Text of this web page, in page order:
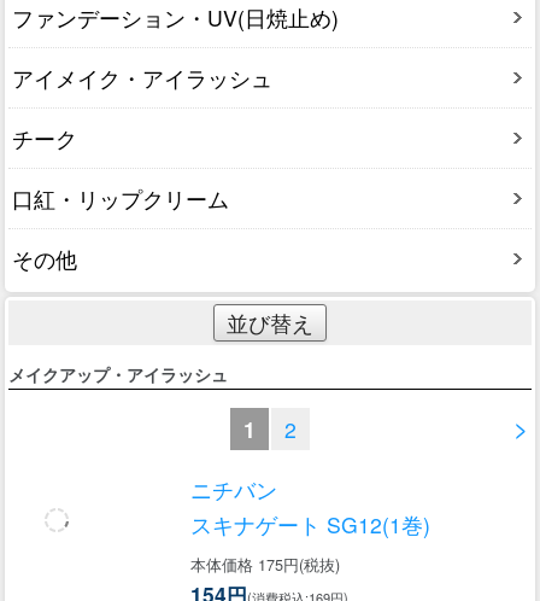
ファンデーション・UV(日焼止め)
アイメイク・アイラッシュ
チーク
口紅・リップクリーム
その他
並び替え
メイクアップ・アイラッシュ
>
1 2
ニチバン
スキナゲート SG12(1巻)
本体価格 175円(税抜)
154円